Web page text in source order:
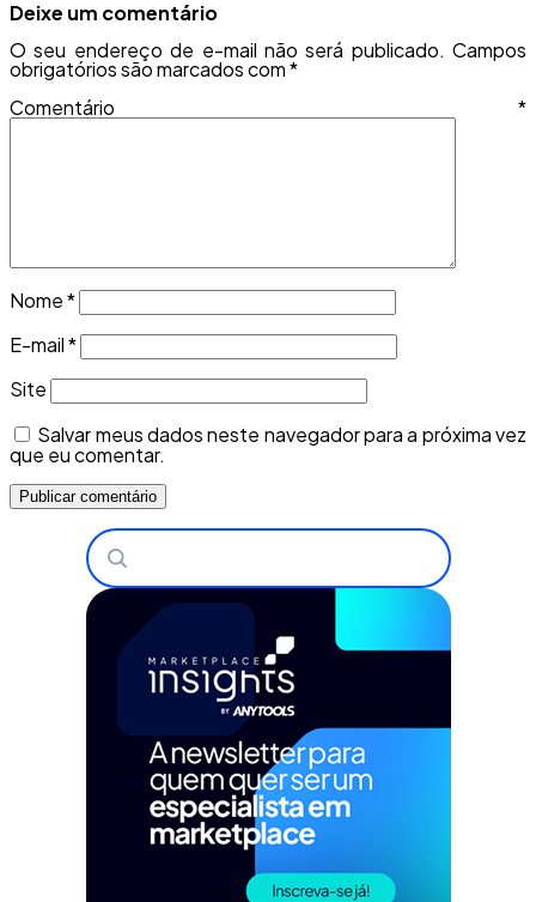
Deixe um comentário
O seu endereço de e-mail não será publicado. Campos
obrigatórios são marcados com*
Comentário *
Nome*
E-mail*
Site
Salvar meus dados neste navegador para a próxima vez
que eu comentar.
Buscar